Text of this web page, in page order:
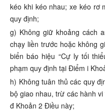
kéo khi kéo nhau; xe kéo rơ
quy định;
g) Không giữ khoảng cách
chạy liền trước hoặc không
biển báo hiệu “Cự ly tối
phạm quy định tại Điểm i
h) Không tuân thủ các quy
bộ giao nhau, trừ các hành
đ Khoản 2 Điều này;